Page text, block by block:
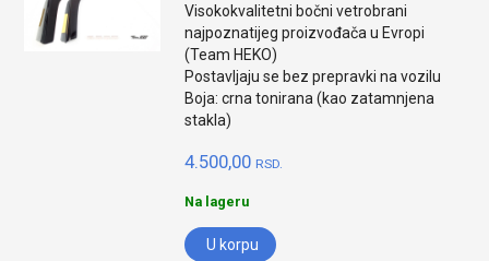
Visokokvalitetni bočni vetrobrani
najpoznatijeg proizvođača u Evropi
(Team HEKO)
Postavljaju se bez prepravki na vozilu
Boja: crna tonirana (kao zatamnjena
stakla)
4.500,00 RSD.
Na lageru
U korpu